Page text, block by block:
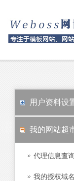
用户资料设
我的网站超
代理信息查询
我的授权域名